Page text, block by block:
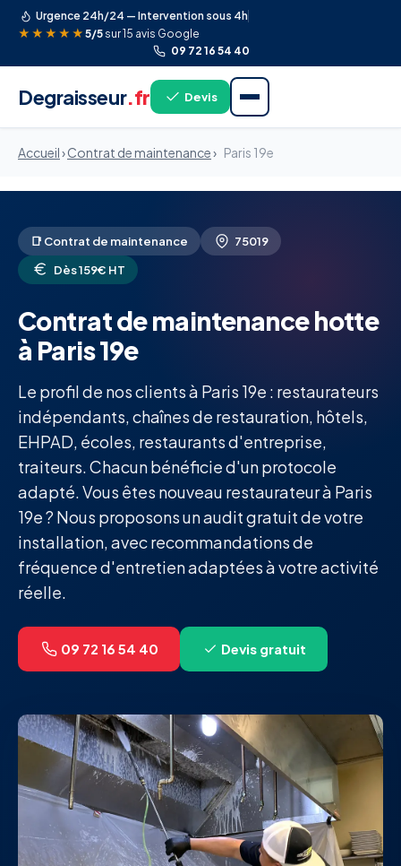
Urgence 24h/24 — Intervention sous 4h
★★★★★ 5/5 sur 15 avis Google
09 72 16 54 40
Degraisseur.fr Devis
Accueil›Contrat de maintenance› Paris 19e
📑 Contrat de maintenance
75019
Dès 159€ HT
Contrat de maintenance hotte
à Paris 19e
Le profil de nos clients à Paris 19e : restaurateurs
indépendants, chaînes de restauration, hôtels,
EHPAD, écoles, restaurants d'entreprise,
traiteurs. Chacun bénéficie d'un protocole
adapté. Vous êtes nouveau restaurateur à Paris
19e ? Nous proposons un audit gratuit de votre
installation, avec recommandations de
fréquence d'entretien adaptées à votre activité
réelle.
09 72 16 54 40 Devis gratuit